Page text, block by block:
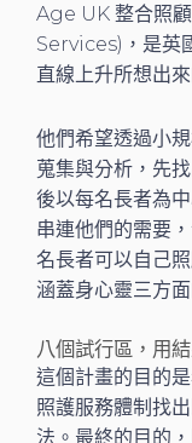
Age UK 整合照
Services)，是英
直線上升所想出
他們希望透過小
蒐集與分析，先
後以每名長者為
串連他們的需要
名長者可以自己
涵蓋身心靈三方
八個試行區，用
這個計畫的目的
照護服務體制找
法。最終的目的